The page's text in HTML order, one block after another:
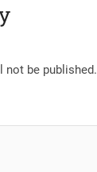
not be published.